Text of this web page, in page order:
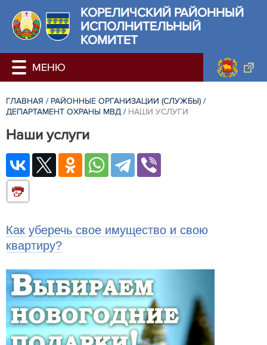
КОРЕЛИЧСКИЙ РАЙОННЫЙ
ИСПОЛНИТЕЛЬНЫЙ
КОМИТЕТ
ГЛАВНАЯ / РАЙОННЫЕ ОРГАНИЗАЦИИ (СЛУЖБЫ) /
ДЕПАРТАМЕНТ ОХРАНЫ МВД / НАШИ УСЛУГИ
Наши услуги
Как уберечь свое имущество и свою
квартиру?